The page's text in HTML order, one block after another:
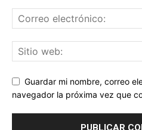
Guardar mi nombre, correo
navegador la próxima vez que